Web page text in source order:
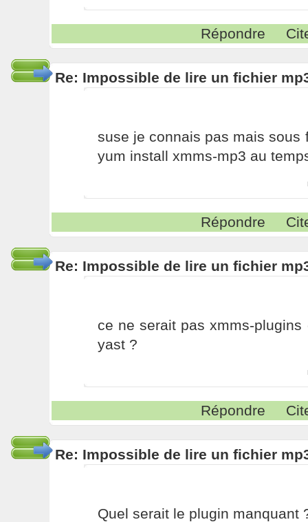
Répondre
Re: Impossible de lire un fichier
suse je connais pas mais sous
yum install xmms-mp3 au
Répondre
Re: Impossible de lire un fichier
ce ne serait pas xmms-
yast ?
Répondre
Re: Impossible de lire un fichier
Quel serait le plugin manquant